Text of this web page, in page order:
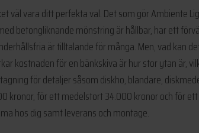
väl vara ditt perfekta val. Det som gör Ambiente
betongliknande mönstring är hållbar, har ett
är tilltalande för många. Men, vad kan
kostnaden för en bänkskiva är hur stor ytan är,
för detaljer såsom diskho, blandare,
kronor, för ett medelstort 34.000 kronor och för
hos dig samt leverans och montage.